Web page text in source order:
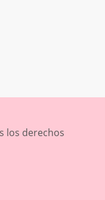
los derechos